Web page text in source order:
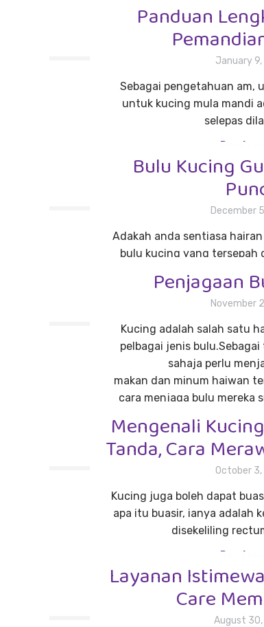
Read
Panduan
January
Sebagai pengetahuan am,
untuk kucing mula mandi
selepas
Read
Bulu Kucing
December
Adakah anda sentiasa
bulu kucing yang
Read
Penjagaan
November
Kucing adalah salah satu
pelbagai jenis
sahaja perlu
makan dan minum haiwan
cara menjaga bulu mereka
Read
Mengenali
Tanda, Cara
October
Kucing juga boleh dapat
apa itu buasir, ianya adalah
disekeliling
Read
Layanan
Care
August